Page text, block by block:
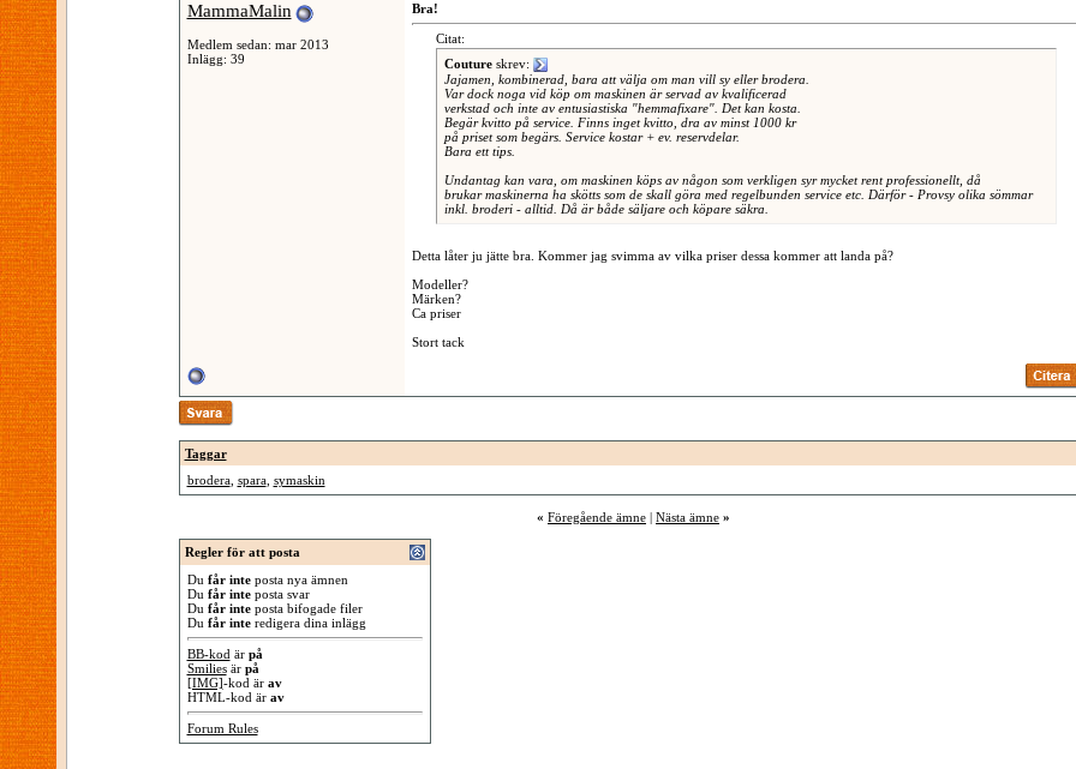
MammaMalin
Medlem sedan: mar 2013
Inlägg: 39
Bra!
Citat:
Coutureskrev:
Jajamen, kombinerad, bara att välja om man vill sy eller brodera.
Var dock noga vid köp om maskinen är servad av kvalificerad
verkstad och inte av entusiastiska "hemmafixare". Det kan kosta.
Begär kvitto på service. Finns inget kvitto, dra av minst 1000 kr
på priset som begärs. Service kostar + ev. reservdelar.
Bara ett tips.
Undantag kan vara, om maskinen köps av någon som verkligen syr mycket rent professionellt, då
brukar maskinerna ha skötts som de skall göra med regelbunden service etc. Därför - Provsy olika sömmar
inkl. broderi - alltid. Då är både säljare och köpare säkra.
Detta låter ju jätte bra. Kommer jag svimma av vilka priser dessa kommer att landa på?
Modeller?
Märken?
Ca priser
Stort tack
Taggar
brodera, spara, symaskin
« Föregående ämne | Nästa ämne »
Regler för att posta
Du får inteposta nya ämnen
Du får inteposta svar
Du får inteposta bifogade filer
Du får interedigera dina inlägg
BB-kod är på
Smiliesär på
[IMG]-kod är av
HTML-kod är av
Forum Rules